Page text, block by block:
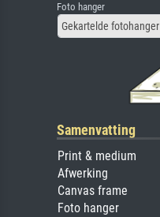
Foto hanger
Gekartelde fotohanger
Samenvatting
Print & medium
Afwerking
Canvas frame
Foto hanger